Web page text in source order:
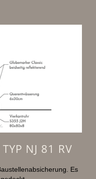
NJ 81 RV
Es